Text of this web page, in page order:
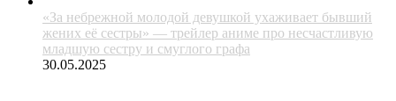
«За небрежной молодой девушкой ухаживает бывший
жених её сестры» — трейлер аниме про несчастливую
младшую сестру и смуглого графа
30.05.2025